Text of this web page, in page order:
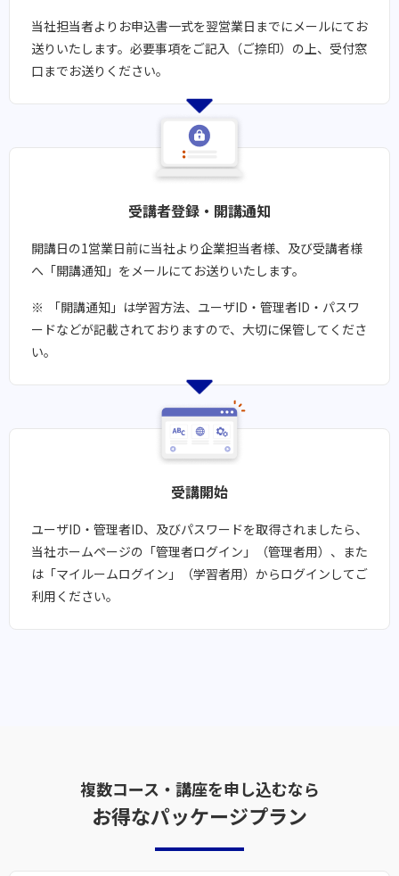
当社担当者よりお申込書一式を翌営業日までにメールにてお
送りいたします。​必要事項をご記入（ご捺印）の上、受付窓
口までお送りください。
受講者登録・開講通知​​
開講日の1営業日前に当社より企業担当者様、及び受講者様
へ「開講通知」をメールにてお送りいたします。
「開講通知」は学習方法、ユーザID・管理者ID・パスワ
ードなどが記載されておりますので、大切に保管してくださ
い。
受講開始​​
ユーザID・管理者ID、及びパスワードを取得されましたら、
当社ホームページの「管理者ログイン」（管理者用）、また
は「マイルームログイン」（学習者用）からログインしてご
利用ください。
複数コース・講座を申し込むなら
お得なパッケージプラン